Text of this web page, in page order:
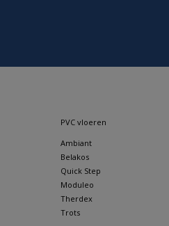
PVC vloeren
Ambiant
Belakos
Quick Step
Moduleo
Therdex
Trots